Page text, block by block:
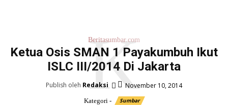
Beritasumbar.com
Ketua Osis SMAN 1 Payakumbuh Ikut
ISLC III/2014 Di Jakarta
K
Publish oleh Redaksi November 10, 2014
Kategori - Sumbar